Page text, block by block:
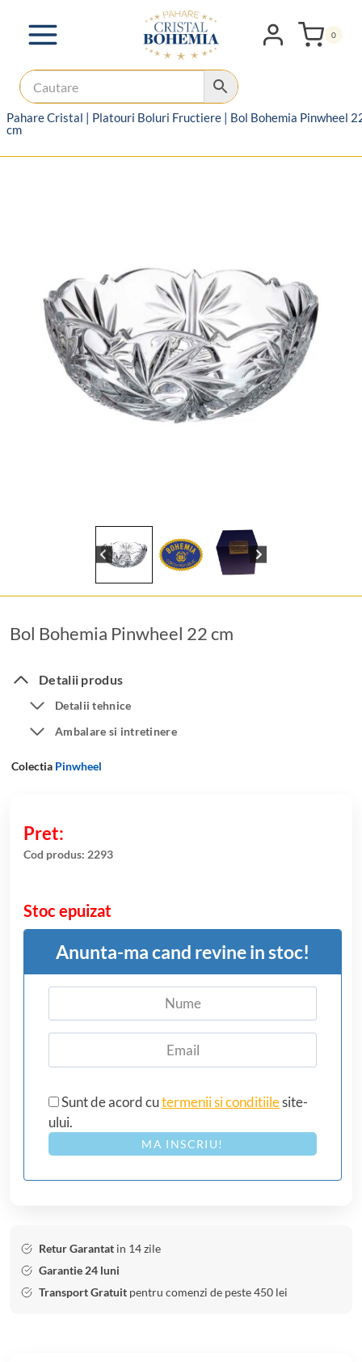
0
Pahare Cristal | Platouri Boluri Fructiere | Bol Bohemia Pinwheel
cm
Bol Bohemia Pinwheel 22 cm
Detalii produs
Detalii tehnice
Ambalare si intretinere
Colectia Pinwheel
Cod produs: 2293
Stoc epuizat
Anunta-ma cand revine in stoc!
Sunt de acord cutermenii si conditiilesite-
ului.
MA INSCRIU!
Retur Garantat in 14 zile
Garantie 24 luni
Transport Gratuit pentru comenzi de peste 450 lei